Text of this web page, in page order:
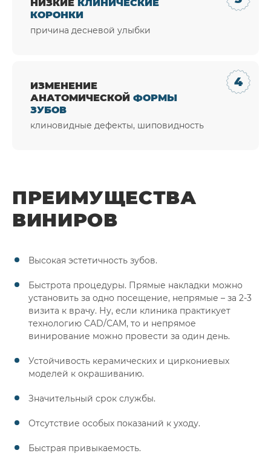
НИЗКИЕ КЛИНИЧЕСКИЕ
КОРОНКИ
причина десневой улыбки
ИЗМЕНЕНИЕ
АНАТОМИЧЕСКОЙ ФОРМЫ
ЗУБОВ
клиновидные дефекты, шиповидность
ПРЕИМУЩЕСТВА
ВИНИРОВ
Высокая эстетичность зубов.
Быстрота процедуры. Прямые накладки можно
установить за одно посещение, непрямые – за 2-3
визита к врачу. Ну, если клиника практикует
технологию CAD/CAM, то и непрямое
винирование можно провести за один день.
Устойчивость керамических и циркониевых
моделей к окрашиванию.
Значительный срок службы.
Отсутствие особых показаний к уходу.
Быстрая привыкаемость.